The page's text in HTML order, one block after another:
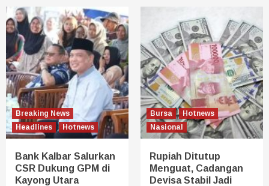
Breaking News
Headlines
Hotnews
Bank Kalbar Salurkan
CSR Dukung GPM di
Kayong Utara
Bursa
Hotnews
Nasional
Rupiah Ditutup
Menguat, Cadangan
Devisa Stabil Jadi